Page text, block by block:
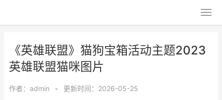
《英雄联盟》猫狗宝箱活动主题2023
英雄联盟猫咪图片
作者： admin • 更新时间：2026-05-25